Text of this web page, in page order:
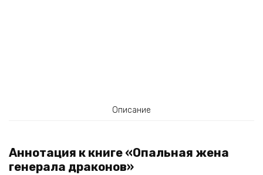
Описание
Аннотация к книге «Опальная жена
генерала драконов»